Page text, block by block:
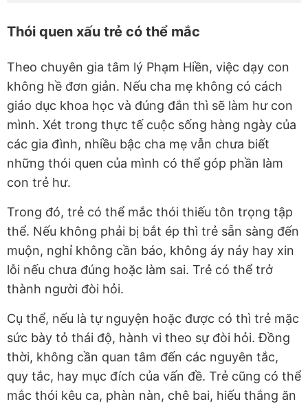
Thói quen xấu trẻ có thể mắc
Theo chuyên gia tâm lý Phạm Hiền, việc dạy con
không hề đơn giản. Nếu cha mẹ không có cách
giáo dục khoa học và đúng đắn thì sẽ làm hư con
mình. Xét trong thực tế cuộc sống hàng ngày của
các gia đình, nhiều bậc cha mẹ vẫn chưa biết
những thói quen của mình có thể góp phần làm
con trẻ hư.
Trong đó, trẻ có thể mắc thói thiếu tôn trọng tập
thể. Nếu không phải bị bắt ép thì trẻ sẵn sàng đến
muộn, nghỉ không cần báo, không áy náy hay xin
lỗi nếu chưa đúng hoặc làm sai. Trẻ có thể trở
thành người đòi hỏi.
Cụ thể, nếu là tự nguyện hoặc được có thì trẻ mặc
sức bày tỏ thái độ, hành vi theo sự đòi hỏi. Đồng
thời, không cần quan tâm đến các nguyên tắc,
quy tắc, hay mục đích của vấn đề. Trẻ cũng có thể
mắc thói kêu ca, phàn nàn, chê bai, hiếu thắng ăn